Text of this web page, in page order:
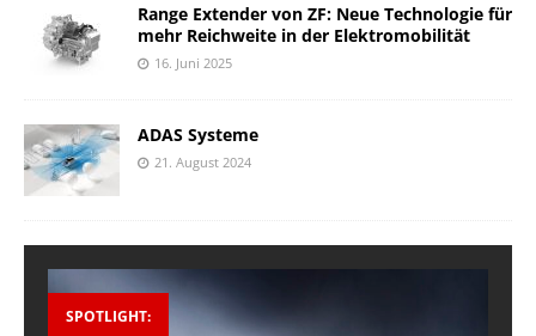
Range Extender von ZF: Neue Technologie für
mehr Reichweite in der Elektromobilität
16. Juni 2025
ADAS Systeme
21. August 2024
SPOTLIGHT: